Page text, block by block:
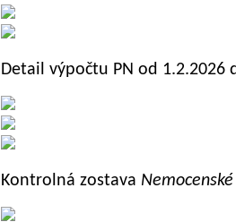
Detail výpočtu PN od
Kontrolná zostava